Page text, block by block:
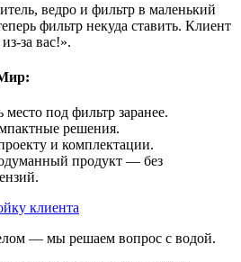
ведро и фильтр в маленький
фильтр некуда ставить. Клиент
за вас!».
под фильтр заранее.
решения.
и комплектации.
продукт — без
клиента
— мы решаем вопрос с водой.